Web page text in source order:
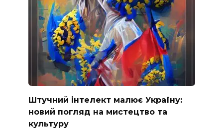
Штучний інтелект малює Україну:
новий погляд на мистецтво та
культуру